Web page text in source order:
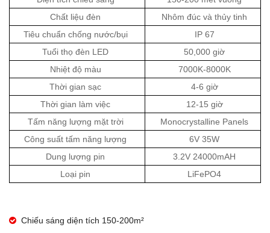
Chất liệu đèn
Nhôm đúc và thủy tinh
Tiêu chuẩn chống nước/bụi
IP 67
Tuổi thọ đèn LED
50,000 giờ
Nhiệt độ màu
7000K-8000K
Thời gian sạc
4-6 giờ
Thời gian làm việc
12-15 giờ
Tấm năng lượng mặt trời
Monocrystalline Panels
Công suất tấm năng lượng
6V 35W
Dung lượng pin
3.2V 24000mAH
Loại pin
LiFePO4
Chiếu sáng diện tích 150-200m²